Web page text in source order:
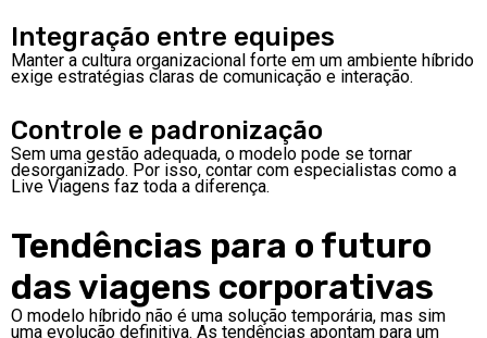
Integração entre equipes
Manter a cultura organizacional forte em um ambiente híbrido
exige estratégias claras de comunicação e interação.
Controle e padronização
Sem uma gestão adequada, o modelo pode se tornar
desorganizado. Por isso, contar com especialistas como a
Live Viagens faz toda a diferença.
Tendências para o futuro
das viagens corporativas
O modelo híbrido não é uma solução temporária, mas sim
uma evolução definitiva. As tendências apontam para um